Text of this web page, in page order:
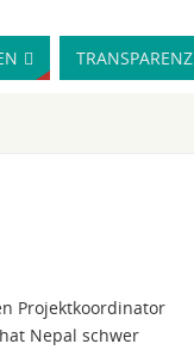
TRANSPARENZ
Projektkoordinator
Nepal schwer